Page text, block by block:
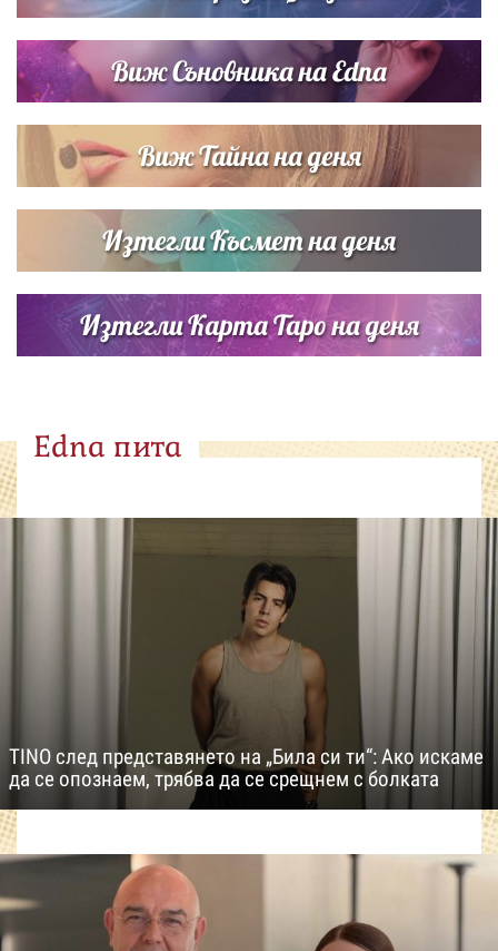
Виж Съновника на Edna
Виж Тайна на деня
Изтегли Късмет на деня
Изтегли Карта Таро на деня
Edna пита
TINO след представянето на „Била си ти“: Ако искаме
да се опознаем, трябва да се срещнем с болката